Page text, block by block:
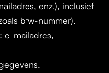
enz.), inclusief
btw-nummer).
e-mailadres,